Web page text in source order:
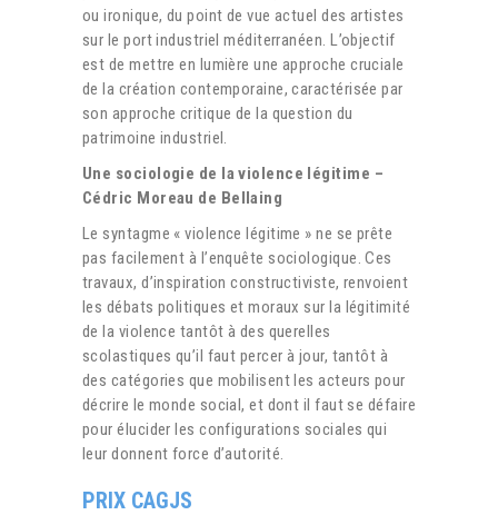
ou ironique, du point de vue actuel des artistes
sur le port industriel méditerranéen. L’objectif
est de mettre en lumière une approche cruciale
de la création contemporaine, caractérisée par
son approche critique de la question du
patrimoine industriel.
Une sociologie de la violence légitime –
Cédric Moreau de Bellaing
Le syntagme « violence légitime » ne se prête
pas facilement à l’enquête sociologique. Ces
travaux, d’inspiration constructiviste, renvoient
les débats politiques et moraux sur la légitimité
de la violence tantôt à des querelles
scolastiques qu’il faut percer à jour, tantôt à
des catégories que mobilisent les acteurs pour
décrire le monde social, et dont il faut se défaire
pour élucider les configurations sociales qui
leur donnent force d’autorité.
PRIX CAGJS